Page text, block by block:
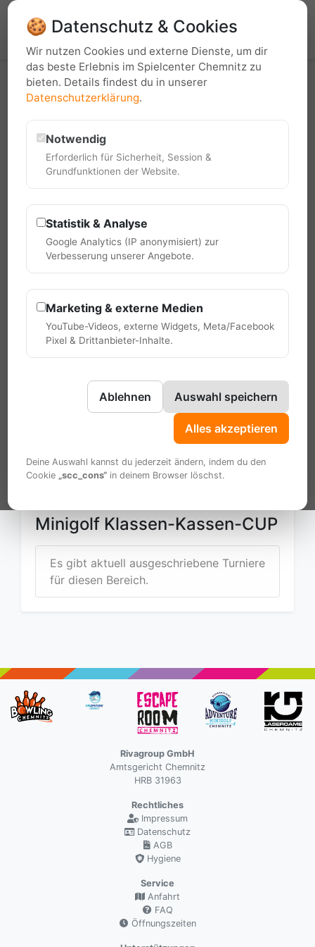
Turnierübersicht
Klassen-Kassen-CUP
Minigolf Klassen-Kassen-CUP
01.09.2026, 00:00 Uhr
Über das Turnier Rückblicke
Aktueller Verlauf 2026 / 27
Zur Anmeldung 2026 / 27
Minigolf Klassen-Kassen-CUP
Es gibt aktuell ausgeschriebene Turniere
für diesen Bereich.
Rivagroup GmbH
Amtsgericht Chemnitz
HRB 31963
Rechtliches
Impressum
Datenschutz
AGB
Hygiene
Service
Anfahrt
FAQ
Öffnungszeiten
🍪 Datenschutz & Cookies
Wir nutzen Cookies und externe Dienste, um dir
das beste Erlebnis im Spielcenter Chemnitz zu
bieten. Details findest du in unserer
Datenschutzerklärung.
Notwendig
Erforderlich für Sicherheit, Session &
Grundfunktionen der Website.
Statistik & Analyse
Google Analytics (IP anonymisiert) zur
Verbesserung unserer Angebote.
Marketing & externe Medien
YouTube-Videos, externe Widgets, Meta/Facebook
Pixel & Drittanbieter-Inhalte.
Ablehnen Auswahl speichern
Alles akzeptieren
Deine Auswahl kannst du jederzeit ändern, indem du den
Cookie „scc_cons“ in deinem Browser löschst.